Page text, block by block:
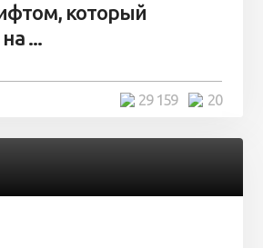
который
...
20
29 159